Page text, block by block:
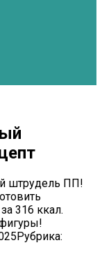
штрудель ПП!
316 ккал.
Рубрика: